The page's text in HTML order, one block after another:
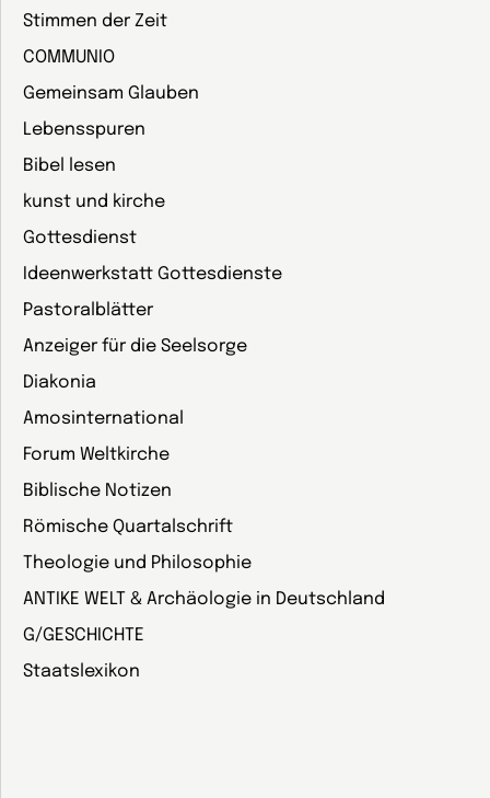
Stimmen der Zeit
COMMUNIO
Gemeinsam Glauben
Lebensspuren
Bibel lesen
kunst und kirche
Gottesdienst
Ideenwerkstatt Gottesdienste
Pastoralblätter
Anzeiger für die Seelsorge
Diakonia
Amosinternational
Forum Weltkirche
Biblische Notizen
Römische Quartalschrift
Theologie und Philosophie
ANTIKE WELT & Archäologie in Deutschland
G/GESCHICHTE
Staatslexikon